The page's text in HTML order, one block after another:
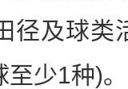
径及球类
少1种)。